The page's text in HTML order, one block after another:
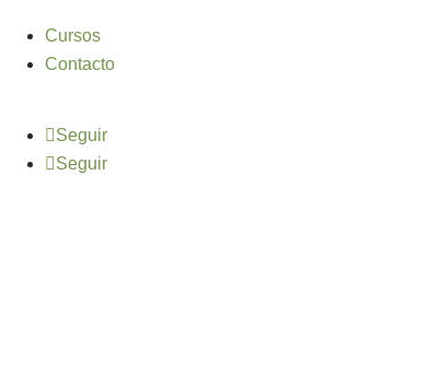
Cursos
Contacto
Seguir
Seguir